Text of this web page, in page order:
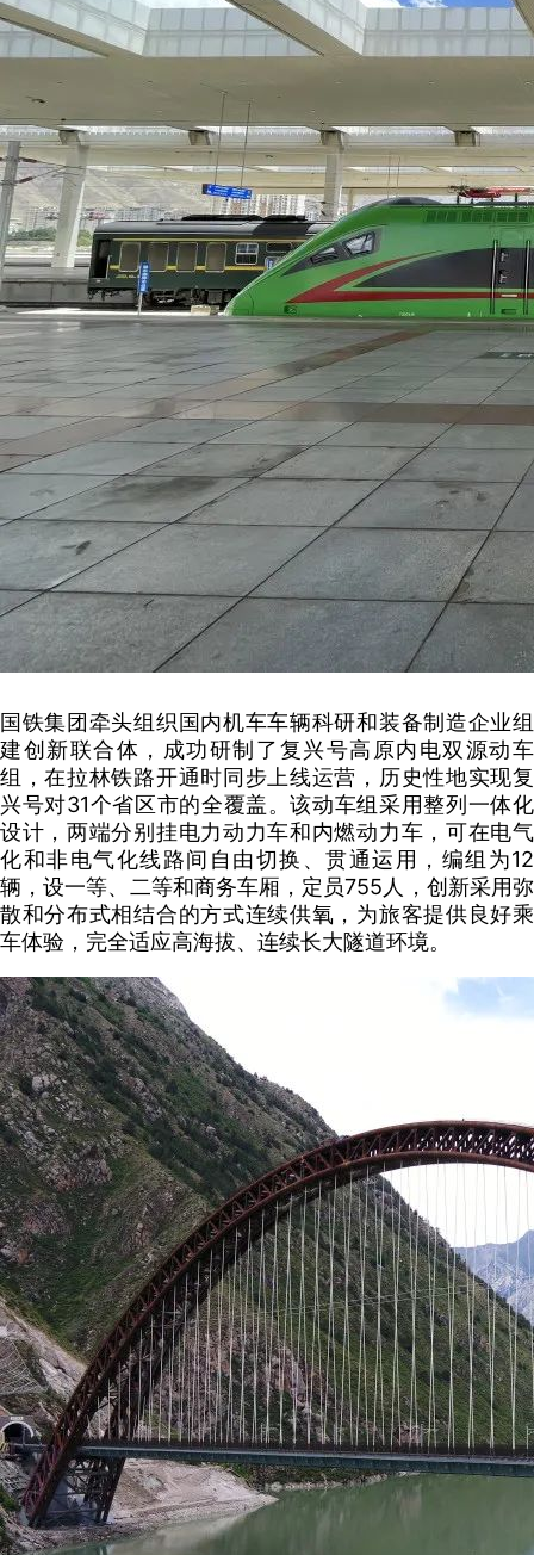
国铁集团牵头组织国内机车车辆科研和装备制造企业组
建创新联合体，成功研制了复兴号高原内电双源动车
组，在拉林铁路开通时同步上线运营，历史性地实现复
兴号对31个省区市的全覆盖。该动车组采用整列一体化
设计，两端分别挂电力动力车和内燃动力车，可在电气
化和非电气化线路间自由切换、贯通运用，编组为12
辆，设一等、二等和商务车厢，定员755人，创新采用弥
散和分布式相结合的方式连续供氧，为旅客提供良好乘
车体验，完全适应高海拔、连续长大隧道环境。